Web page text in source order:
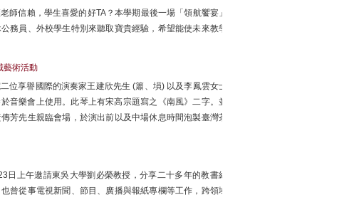
師信賴，學生喜愛的好TA？本學期最後一場「領航饗宴」
務員、外校學生特別來聽取寶貴經驗，希望能使未來教學
藝術活動
位享譽國際的演奏家王建欣先生 (簫、塤) 以及李鳳雲女士
音樂會上使用。此琴上有宋高宗題寫之《南風》二字。並
芳先生親臨會場，於演出前以及中場休息時間泡製臺灣茶
日上午邀請東吳大學劉必榮教授，分享二十多年的教書經
曾從事電視新聞、節目、廣播與報紙專欄等工作，跨領域